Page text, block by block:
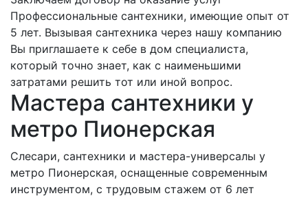
Профессиональные сантехники, имеющие опыт от
5 лет. Вызывая сантехника через нашу компанию
Вы приглашаете к себе в дом специалиста,
который точно знает, как с наименьшими
затратами решить тот или иной вопрос.
Мастера сантехники у
метро Пионерская
Слесари, сантехники и мастера-универсалы у
метро Пионерская, оснащенные современным
инструментом, с трудовым стажем от 6 лет